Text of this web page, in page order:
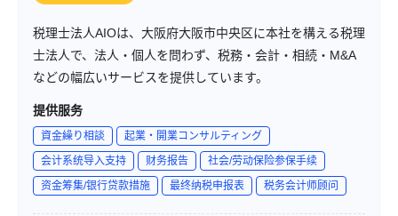
税理士法人AIOは、大阪府大阪市中央区に本社を構える税理
士法人で、法人・個人を問わず、税務・会計・相続・M&A
などの幅広いサービスを提供しています。
提供服务
資金繰り相談
起業・開業コンサルティング
会计系统导入支持
财务报告
社会/劳动保险参保手续
资金筹集/银行贷款措施
最终纳税申报表 税务会计师顾问